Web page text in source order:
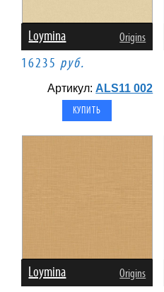
Loymina Origins
16235 руб.
Артикул: ALS11 002
Loymina Origins